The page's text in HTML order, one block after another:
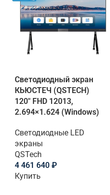
Светодиодный экран
КЬЮСТЕЧ (QSTECH)
120" FHD 12013,
2.694×1.624 (Windows)
Светодиодные LED
экраны
QSTech
4 461 640 ₽
Купить